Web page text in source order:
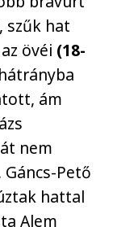
szűk hat
övéi (18-
ám
nem
Pető
hattal
Alem